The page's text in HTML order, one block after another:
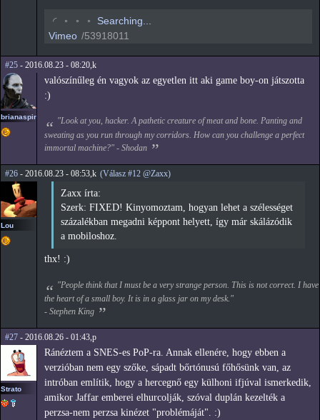
◟ ◦ ◦ ◦
Searching...
Vimeo /53918011
#25 - 2016.08.23 - 08:20,k
brianaspirin
valószínűleg én vagyok az egyetlen itt aki game boy-on játszotta
:)
"Look at you, hacker. A pathetic creature of meat and bone. Panting and
sweating as you run through my corridors. How can you challenge a perfect
immortal machine?" - Shodan
#26 - 2016.08.23 - 08:53,k (Válasz #12 @Zaxx)
Lou
Zaxx írta:
Szerk: FIXED! Kinyomoztam, hogyan lehet a szélességet
százalékban megadni képpont helyett, így már skálázódik
a mobiloshoz.
thx! :)
"People think that I must be a very strange person. This is not correct. I have
the heart of a small boy. It is in a glass jar on my desk."
- Stephen King
#27 - 2016.08.26 - 01:43,p
Strato
Ránéztem a SNES-es PoP-ra. Annak ellenére, hogy ebben a
verzióban nem egy szőke, sápadt bőrtónusú főhősünk van, az
intróban említik, hogy a hercegnő egy külhoni ifjúval ismerkedik,
amikor Jaffar emberei elhurcolják, szóval duplán kezelték a
perzsa-nem perzsa kinézet "problémáját". :)